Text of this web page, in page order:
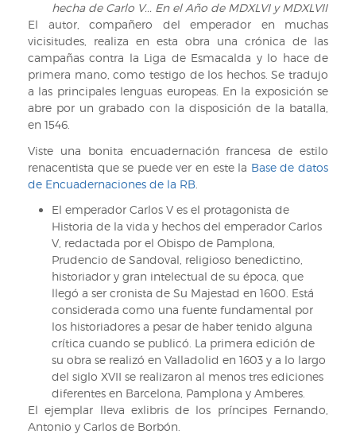
Oviedo,
1547.
Mapa
indicando
la
laguna
de
hecha de Carlo V... En el Año de MDXLVI y MDXLVII
El autor, compañero del emperador en muchas
vicisitudes, realiza en esta obra una crónica de las
campañas contra la Liga de Esmacalda y lo hace de
primera mano, como testigo de los hechos. Se tradujo
a las principales lenguas europeas. En la exposición se
abre por un grabado con la disposición de la batalla,
en 1546.
Viste una bonita encuadernación francesa de estilo
renacentista que se puede ver en este la Base de datos
de Encuadernaciones de la RB
El emperador Carlos V es el protagonista de
Historia de la vida y hechos del emperador Carlos
V, redactada por el Obispo de Pamplona,
Prudencio de Sandoval, religioso benedictino,
historiador y gran intelectual de su época, que
llegó a ser cronista de Su Majestad en 1600. Está
considerada como una fuente fundamental por
los historiadores a pesar de haber tenido alguna
crítica cuando se publicó. La primera edición de
su obra se realizó en Valladolid en 1603 y a lo largo
del siglo XVII se realizaron al menos tres ediciones
diferentes en Barcelona, Pamplona y Amberes.
El ejemplar lleva exlibris de los príncipes Fernando,
Antonio y Carlos de Borbón.